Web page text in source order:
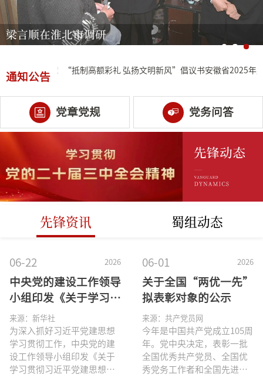
梁言顺在淮北市调研
通知公告
盛宴来啦！ “抵制高额彩礼 弘扬文明新风”倡议书安徽省2025年度
党章党规 党务问答
先锋资讯 蜀组动态
06-22 2026
中央党的建设工作领导
小组印发《关于学习贯
彻习近平党建思想的通
知》
来源：新华社
为深入抓好习近平党建思想
学习贯彻工作，中央党的建
设工作领导小组印发《关于
学习贯彻习近平党建思想的
06-01 2026
关于全国“两优一先”
拟表彰对象的公示
来源：共产党员网
今年是中国共产党成立105周
年。党中央决定，表彰一批
全国优秀共产党员、全国优
秀党务工作者和全国先进基